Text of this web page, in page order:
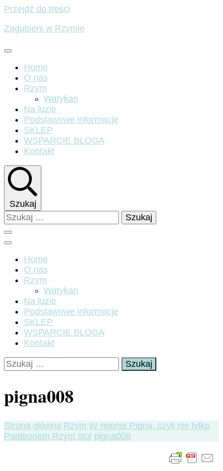
Przejdź do treści
Zagubieni w Rzymie
Home
O nas
Rzym
Watykan
Na luzie
Podstawowe informacje
SKLEP
WSPARCIE BLOGA
Kontakt
Szukaj
Szukaj:
Home
O nas
Rzym
Watykan
Na luzie
Podstawowe informacje
SKLEP
WSPARCIE BLOGA
Kontakt
Szukaj:
pigna008
Strona główna Rzym W rejonie Pigna, czyli nie tylko
Panteonem Rzym stoi pigna008